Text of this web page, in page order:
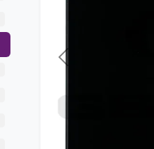
Previous